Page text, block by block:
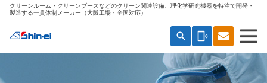
クリーンルーム・クリーンブースなどのクリーン関連設備、理化学研究機器を特注で開発・
製造する一貫体制メーカー（大阪工場・全国対応）
search phonelink_ring